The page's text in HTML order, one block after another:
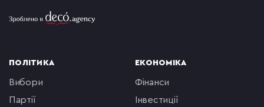
ПОЛІТИКА
вибори
партії
ЕКОНОМІКА
фінанси
інвестиції